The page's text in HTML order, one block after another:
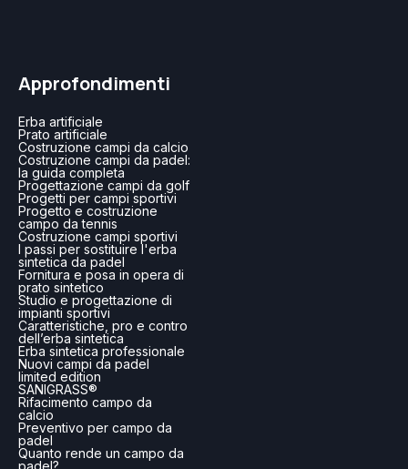
Approfondimenti
Erba artificiale
Prato artificiale
Costruzione campi da calcio
Costruzione campi da padel:
la guida completa
Progettazione campi da golf
Progetti per campi sportivi
Progetto e costruzione
campo da tennis
Costruzione campi sportivi
I passi per sostituire l'erba
sintetica da padel
Fornitura e posa in opera di
prato sintetico
Studio e progettazione di
impianti sportivi
Caratteristiche, pro e contro
dell’erba sintetica
Erba sintetica professionale
Nuovi campi da padel
limited edition
SANIGRASS®
Rifacimento campo da
calcio
Preventivo per campo da
padel
Quanto rende un campo da
padel?